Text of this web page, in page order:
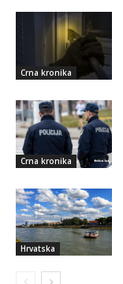
Crna kronika
Crna kronika
Hrvatska